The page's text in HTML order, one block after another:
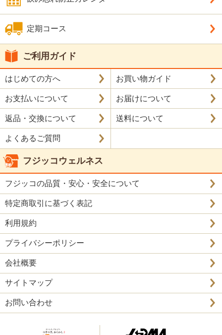
定期コース
ご利用ガイド
はじめての方へ お買い物ガイド
お支払いについて お届けについて
返品・交換について 送料について
よくあるご質問
フジッコウェルネス
フジッコの品質・安心・安全について
特定商取引に基づく表記
利用規約
プライバシーポリシー
会社概要
サイトマップ
お問い合わせ